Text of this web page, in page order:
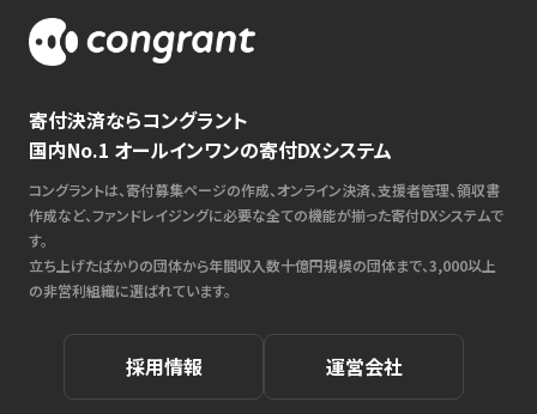
寄付決済ならコングラント
国内No.1 オールインワンの寄付DXシステム
コングラントは、寄付募集ページの作成、オンライン決済、支援者管理、領収書
作成など、ファンドレイジングに必要な全ての機能が揃った寄付DXシステムで
す。
立ち上げたばかりの団体から年間収入数十億円規模の団体まで、3,000以上
の非営利組織に選ばれています。
採用情報 運営会社